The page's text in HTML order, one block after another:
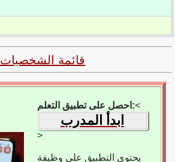
قائمة الشخصيات
احصل على تطبيق التعلم:<
ابدأ المدرب
>
يحتوي التطبيق على وظيفة